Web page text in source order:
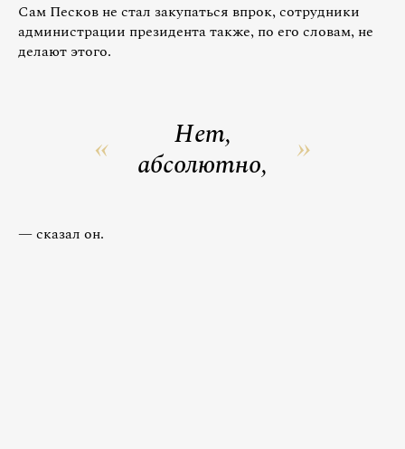
Сам Песков не стал закупаться впрок, сотрудники
администрации президента также, по его словам, не
делают этого.
Нет,
абсолютно,
— сказал он.